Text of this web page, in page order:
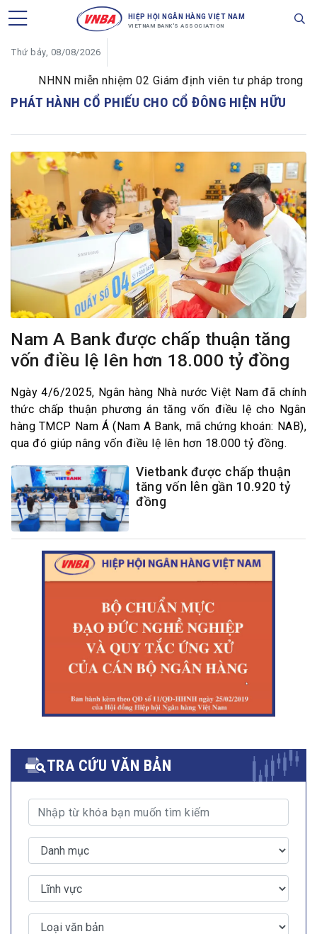
HIỆP HỘI NGÂN HÀNG VIỆT NAM
VIETNAM BANK'S ASSOCIATION
Thứ bảy, 08/08/2026
NHNN miễn nhiệm 02 Giám định viên tư pháp trong
PHÁT HÀNH CỔ PHIẾU CHO CỔ ĐÔNG HIỆN HỮU
Nam A Bank được chấp thuận tăng
vốn điều lệ lên hơn 18.000 tỷ đồng
Ngày 4/6/2025, Ngân hàng Nhà nước Việt Nam đã chính
thức chấp thuận phương án tăng vốn điều lệ cho Ngân
hàng TMCP Nam Á (Nam A Bank, mã chứng khoán: NAB),
qua đó giúp nâng vốn điều lệ lên hơn 18.000 tỷ đồng.
Vietbank được chấp thuận
tăng vốn lên gần 10.920 tỷ
đồng
TRA CỨU VĂN BẢN